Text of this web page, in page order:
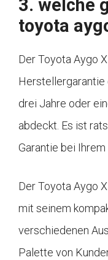
3. welche
toyota
Der Toyota Aygo
drei Jahre oder
abdeckt. Es ist
Garantie bei
Der Toyota Aygo
mit seinem
verschiedenen
Palette von